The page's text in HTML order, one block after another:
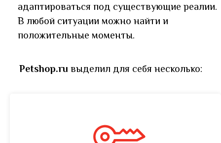
адаптироваться под существующие реалии.
В любой ситуации можно найти и
положительные моменты.
Petshop.ru выделил для себя несколько: